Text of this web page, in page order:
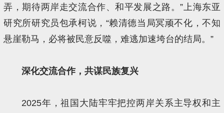
弄，期待两岸走交流合作、和平发展之路。”上海东亚
研究所研究员包承柯说，“赖清德当局冥顽不化，不知
悬崖勒马，必将被民意反噬，难逃加速垮台的结局。”
深化交流合作，共谋民族复兴
2025年，祖国大陆牢牢把控两岸关系主导权和主